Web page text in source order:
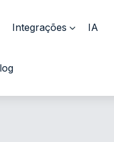
Integrações IA